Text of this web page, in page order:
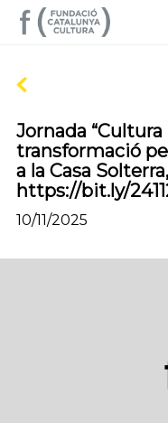
Jornada
transformació
a la Casa
https://bit.ly/
10/11/2025